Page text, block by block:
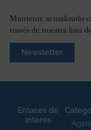
Mantente actualizado
través de nuestra lista
Newsletter
Enlaces de
interés